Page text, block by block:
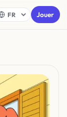
Jouer